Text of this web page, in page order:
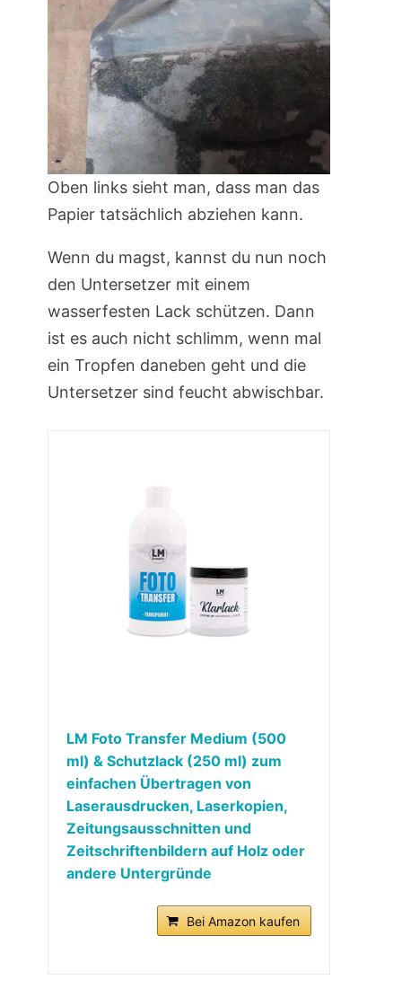
Oben links sieht man, dass man das
Papier tatsächlich abziehen kann.
Wenn du magst, kannst du nun noch
den Untersetzer mit einem
wasserfesten Lack schützen. Dann
ist es auch nicht schlimm, wenn mal
ein Tropfen daneben geht und die
Untersetzer sind feucht abwischbar.
LM Foto Transfer Medium (500
ml) & Schutzlack (250 ml) zum
einfachen Übertragen von
Laserausdrucken, Laserkopien,
Zeitungsausschnitten und
Zeitschriftenbildern auf Holz oder
andere Untergründe
Bei Amazon kaufen